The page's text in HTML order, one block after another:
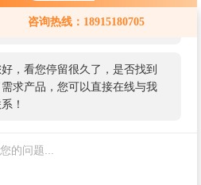
咨询热线：18915180705
！欢迎前来咨询，很高兴为您
务，请问您要咨询什么问题呢？
，看您停留很久了，是否找到
需求产品，您可以直接在线与我
！
计
数显